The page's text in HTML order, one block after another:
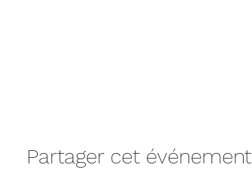
Partager cet événement